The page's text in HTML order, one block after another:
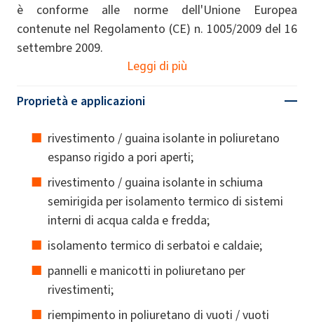
è conforme alle norme dell'Unione Europea
contenute nel Regolamento (CE) n. 1005/2009 del 16
settembre 2009.
Leggi di più
Proprietà e applicazioni
rivestimento / guaina isolante in poliuretano
espanso rigido a pori aperti;
rivestimento / guaina isolante in schiuma
semirigida per isolamento termico di sistemi
interni di acqua calda e fredda;
isolamento termico di serbatoi e caldaie;
pannelli e manicotti in poliuretano per
rivestimenti;
riempimento in poliuretano di vuoti / vuoti